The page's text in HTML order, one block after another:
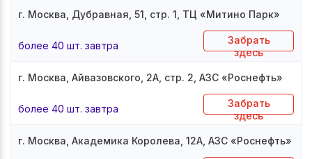
г. Москва, Дубравная, 51, стр. 1, ТЦ «Митино Парк»
более 40 шт. завтра
Забрать
здесь
г. Москва, Айвазовского, 2А, стр. 2, АЗС «Роснефть»
более 40 шт. завтра
Забрать
здесь
г. Москва, Академика Королева, 12А, АЗС «Роснефть»